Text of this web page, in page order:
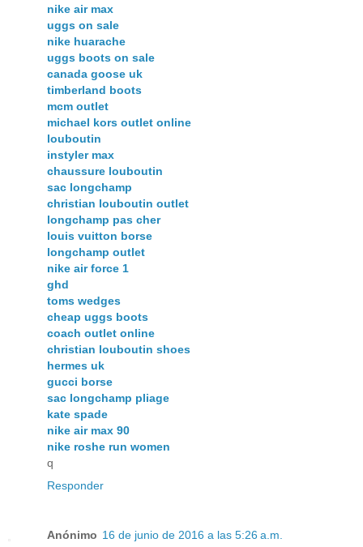
nike air max
uggs on sale
nike huarache
uggs boots on sale
canada goose uk
timberland boots
mcm outlet
michael kors outlet online
louboutin
instyler max
chaussure louboutin
sac longchamp
christian louboutin outlet
longchamp pas cher
louis vuitton borse
longchamp outlet
nike air force 1
ghd
toms wedges
cheap uggs boots
coach outlet online
christian louboutin shoes
hermes uk
gucci borse
sac longchamp pliage
kate spade
nike air max 90
nike roshe run women
q
Responder
Anónimo 16 de junio de 2016 a las 5:26 a.m.